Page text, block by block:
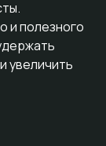
и полезного
увеличить